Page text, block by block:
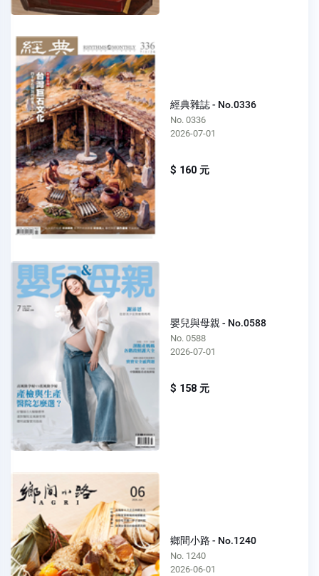
經典雜誌 - No.0336
No. 0336
2026-07-01
$ 160 元
嬰兒與母親 - No.0588
No. 0588
2026-07-01
$ 158 元
鄉間小路 - No.1240
No. 1240
2026-06-01